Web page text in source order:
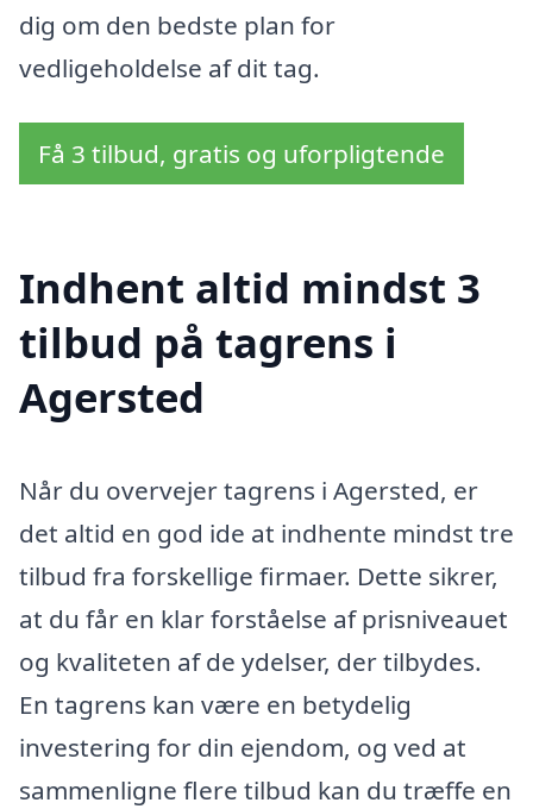
dig om den bedste plan for
vedligeholdelse af dit tag.
Få 3 tilbud, gratis og uforpligtende
Indhent altid mindst 3
tilbud på tagrens i
Agersted
Når du overvejer tagrens i Agersted, er
det altid en god ide at indhente mindst tre
tilbud fra forskellige firmaer. Dette sikrer,
at du får en klar forståelse af prisniveauet
og kvaliteten af de ydelser, der tilbydes.
En tagrens kan være en betydelig
investering for din ejendom, og ved at
sammenligne flere tilbud kan du træffe en